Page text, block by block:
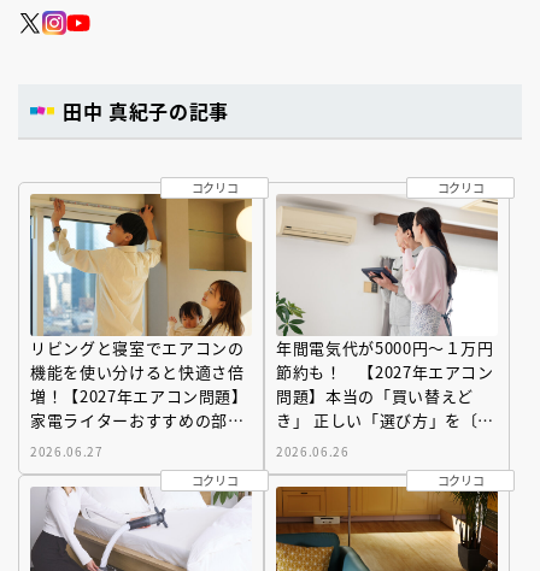
田中 真紀子の記事
コクリコ
リビングと寝室でエアコンの
機能を使い分けると快適さ倍
増！【2027年エアコン問題】
家電ライターおすすめの部屋
別エアコン３選
2026.06.27
コクリコ
年間電気代が5000円～１万円
節約も！ 【2027年エアコン
問題】本当の「買い替えど
き」 正しい「選び方」を〔家
電ライター〕が解説
2026.06.26
コクリコ
コクリコ